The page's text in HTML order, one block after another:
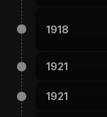
1918
1921
1921